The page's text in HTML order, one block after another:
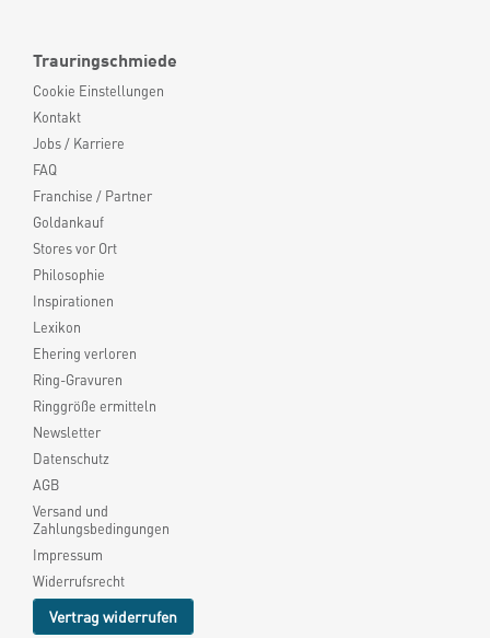
Trauringschmiede
Cookie Einstellungen
Kontakt
Jobs / Karriere
FAQ
Franchise / Partner
Goldankauf
Stores vor Ort
Philosophie
Inspirationen
Lexikon
Ehering verloren
Ring-Gravuren
Ringgröße ermitteln
Newsletter
Datenschutz
AGB
Versand und
Zahlungsbedingungen
Impressum
Widerrufsrecht
Vertrag widerrufen